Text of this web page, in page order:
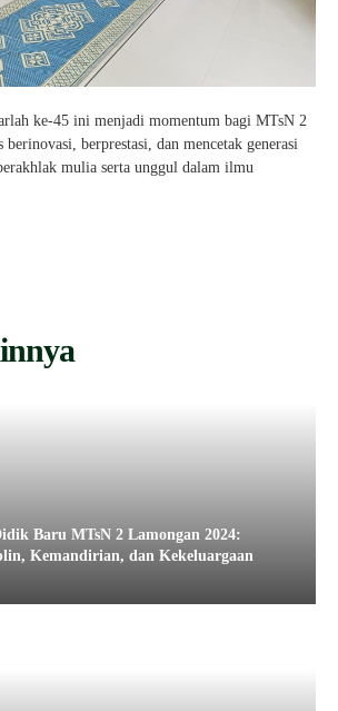
ke-45 ini menjadi momentum bagi MTsN 2
berprestasi, dan mencetak generasi
mulia serta unggul dalam ilmu
Baru MTsN 2 Lamongan 2024:
Kemandirian, dan Kekeluargaan